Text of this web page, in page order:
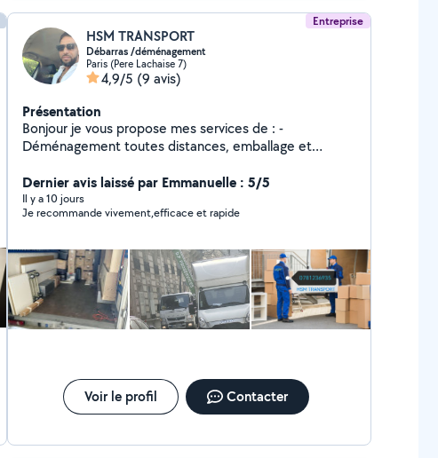
Entreprise
HSM TRANSPORT
Débarras /déménagement
Paris (Pere Lachaise 7)
4,9/5 (9 avis)
Présentation
Bonjour je vous propose mes services de : -
Déménagement toutes distances, emballage et
mobilier. - débarras complet
maison/garage/cave/grenier/ grange ect... -Prix
attractif Devis gratuit N'hésiter pas a me contacté sur
Dernier avis laissé par Emmanuelle : 5/5
Il y a 10 jours
Je recommande vivement,efficace et rapide
Voir le profil Contacter